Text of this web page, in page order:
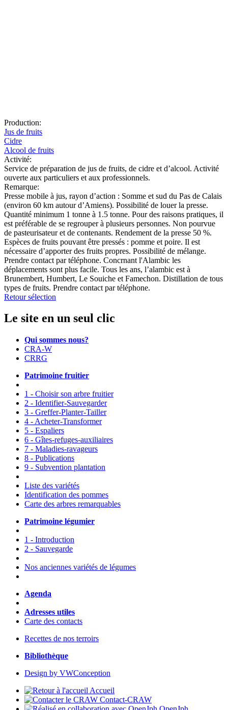
Production:
Jus de fruits
Cidre
Alcool de fruits
Activité:
Service de préparation de jus de fruits, de cidre et d’alcool. Activité
ouverte aux particuliers et aux professionnels.
Remarque:
Presse mobile à jus, rayon d’action : Somme et sud du Pas de Calais
(environ 60 km autour d’Amiens). Possibilité de louer la presse.
Quantité minimum 1 tonne à 1.5 tonne. Pour des raisons pratiques, il
est préférable de se regrouper à plusieurs personnes. Non pourvue
de pasteurisateur et de contenants. Rendement de la presse 50 %.
Espèces de fruits pouvant être pressés : pomme et poire. Il est
nécessaire d’apporter des fruits propres. Possibilité de mélange.
Prendre contact par téléphone. Concrnant l'Alambic les
déplacements sont plus facile. Tous les ans, l’alambic est à
Brunembert, Humbert, Le Souiche et Famechon. Distillation de tous
types de fruits. Prendre contact par téléphone.
Retour sélection
Le site en un seul clic
Qui sommes nous?
CRA-W
CRRG
Patrimoine fruitier
1 - Choisir son arbre fruitier
2 - Identifier-Sauvegarder
3 - Greffer-Planter-Tailler
4 - Acheter-Transformer
5 - Espaliers
6 - Gîtes-refuges-auxiliaires
7 - Maladies-ravageurs
8 - Publications
9 - Subvention plantation
Liste des variétés
Identification des pommes
Carte des arbres remarquables
Patrimoine légumier
1 - Introduction
2 - Sauvegarde
Nos anciennes variétés de légumes
Agenda
Adresses utiles
Carte des contacts
Recettes de nos terroirs
Bibliothèque
Design by VWConception
Accueil
Contact-CRAW